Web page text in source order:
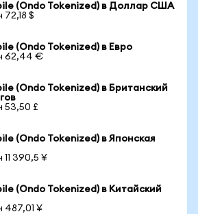
(Ondo Tokenized) в Доллар США
72,18 $
(Ondo Tokenized) в Евро
62,44 €
(Ondo Tokenized) в Британский
53,50 £
(Ondo Tokenized) в Японская
11 390,5 ¥
(Ondo Tokenized) в Китайский
487,01 ¥